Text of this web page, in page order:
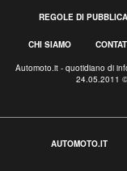
REGOLE DI
CHI SIAMO
Automoto.it - quotidiano di
24.05.2011
AUTOMOTO.IT